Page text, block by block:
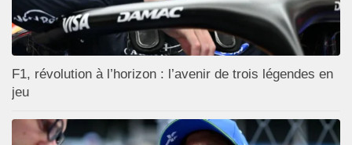
F1, révolution à l’horizon : l’avenir de trois légendes en
jeu